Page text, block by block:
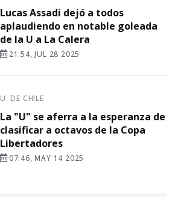
Lucas Assadi dejó a todos
aplaudiendo en notable goleada
de la U a La Calera
21:54, JUL 28 2025
U. DE CHILE
La "U" se aferra a la esperanza de
clasificar a octavos de la Copa
Libertadores
07:46, MAY 14 2025